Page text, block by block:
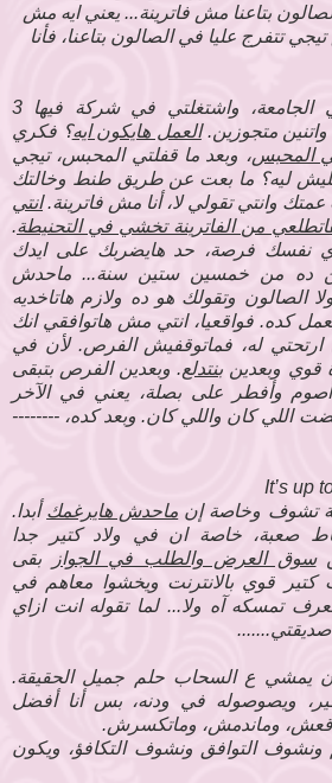
بتاعنا مش فاترينة... يعني ايه مش
تتفرج عليا في الصالون بتاعنا، فأنا
حلو قوي. مالقيناش في الجامعة، واشتغلتي في شركة فيها 3
متجوزين.العمل هايكون ايه؟ فكري
المحبس، وبعد ما قفلتي المحبس، تيجي
ليه؟ ما بعت عن طريق طنط وخالتك
وانتي تقولي لا، أنا مش فاترينة.انتي
من الفاترينة تخشي في التحنيطة.
نفسك فرصة، حد هايضربك على ايدك
ده من خمسين ستين سنة... ماحدش
الصالون وتقولك هو ده ولازم هاتاخديه
كده. فواقعيا، انتي مش هاتوافقي انك
ارتحتي له، فماتوقفيش الفرص. لأن في
قوي وبعدين بنتدلع. وبعدين الفرص بتبقى
وأفطر على بصلة، يعني في الآخر
اللي كان واللي كان. وبعد كده، --------
It’s up
تشوف وخاصة إن ماحدش هايرغمك أبدا.
صعبة، خاصة ان في ولاد كتير جدا
سوق العرض والطلب في الجواز
بقى
كتير قوي بالانترنت ويخشوا معاهم في
تعرف تمسكه آه ولا... لما تقوله انت ازاي
يمشي ع السحاب حلم جميل الحقيقة.
ويصوصوله في ودنه، بس أنا أفضل
وماندمش، وماتكسرش.
التوافق ونشوف التكافؤ، ويكون